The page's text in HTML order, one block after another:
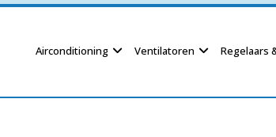
Airconditioning Ventilatoren Regelaars